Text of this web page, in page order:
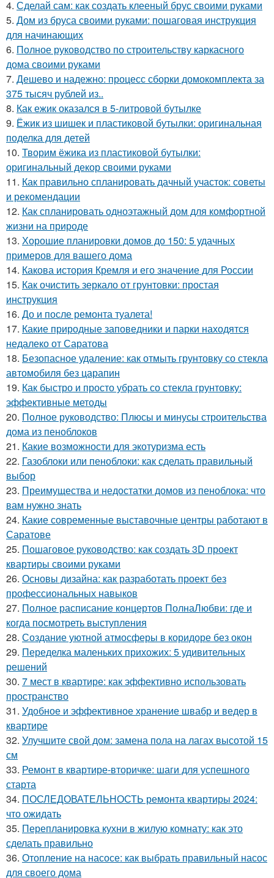
4. Сделай сам: как создать клееный брус своими руками
5. Дом из бруса своими руками: пошаговая инструкция
для начинающих
6. Полное руководство по строительству каркасного
дома своими руками
7. Дешево и надежно: процесс сборки домокомплекта за
375 тысяч рублей из..
8. Как ежик оказался в 5-литровой бутылке
9. Ёжик из шишек и пластиковой бутылки: оригинальная
поделка для детей
10. Творим ёжика из пластиковой бутылки:
оригинальный декор своими руками
11. Как правильно спланировать дачный участок: советы
и рекомендации
12. Как спланировать одноэтажный дом для комфортной
жизни на природе
13. Хорошие планировки домов до 150: 5 удачных
примеров для вашего дома
14. Какова история Кремля и его значение для России
15. Как очистить зеркало от грунтовки: простая
инструкция
16. До и после ремонта туалета!
17. Какие природные заповедники и парки находятся
недалеко от Саратова
18. Безопасное удаление: как отмыть грунтовку со стекла
автомобиля без царапин
19. Как быстро и просто убрать со стекла грунтовку:
эффективные методы
20. Полное руководство: Плюсы и минусы строительства
дома из пеноблоков
21. Какие возможности для экотуризма есть
22. Газоблоки или пеноблоки: как сделать правильный
выбор
23. Преимущества и недостатки домов из пеноблока: что
вам нужно знать
24. Какие современные выставочные центры работают в
Саратове
25. Пошаговое руководство: как создать 3D проект
квартиры своими руками
26. Основы дизайна: как разработать проект без
профессиональных навыков
27. Полное расписание концертов ПолнаЛюбви: где и
когда посмотреть выступления
28. Создание уютной атмосферы в коридоре без окон
29. Переделка маленьких прихожих: 5 удивительных
решений
30. 7 мест в квартире: как эффективно использовать
пространство
31. Удобное и эффективное хранение швабр и ведер в
квартире
32. Улучшите свой дом: замена пола на лагах высотой 15
см
33. Ремонт в квартире-вторичке: шаги для успешного
старта
34. ПОСЛЕДОВАТЕЛЬНОСТЬ ремонта квартиры 2024:
что ожидать
35. Перепланировка кухни в жилую комнату: как это
сделать правильно
36. Отопление на насосе: как выбрать правильный насос
для своего дома